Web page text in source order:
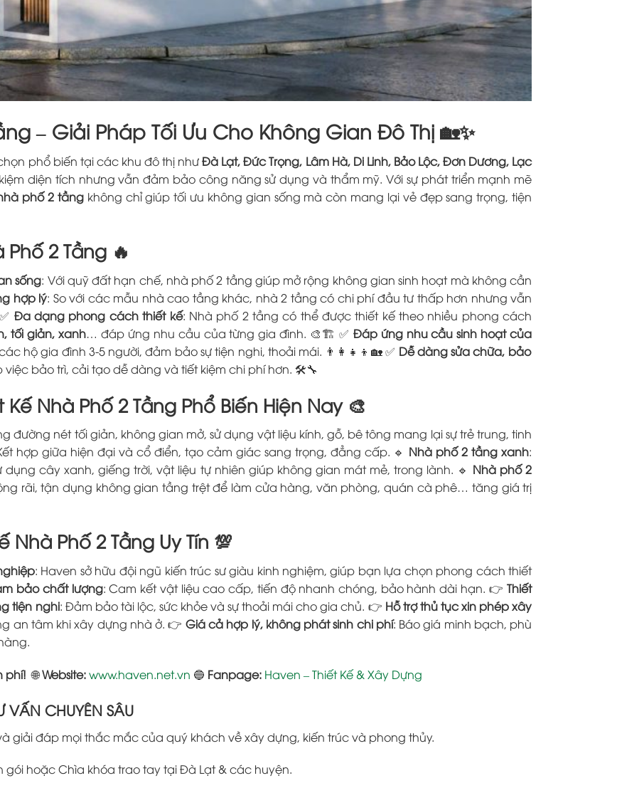
– Giải Pháp Tối Ưu Cho Không Gian Đô Thị 🏡✨
phổ biến tại các khu đô thị nhưĐà Lạt, Đức Trọng, Lâm Hà, Di Linh, Bảo Lộc, Đơn Dương, Lạc
diện tích nhưng vẫn đảm bảo công năng sử dụng và thẩm mỹ. Với sự phát triển mạnh mẽ
phố 2 tầng không chỉ giúp tối ưu không gian sống mà còn mang lại vẻ đẹp sang trọng, tiện
Phố 2 Tầng 🔥
sống: Với quỹ đất hạn chế, nhà phố 2 tầng giúp mở rộng không gian sinh hoạt mà không cần
hợp lý: So với các mẫu nhà cao tầng khác, nhà 2 tầng có chi phí đầu tư thấp hơn nhưng vẫn
Đa dạng phong cách thiết kế: Nhà phố 2 tầng có thể được thiết kế theo nhiều phong cách
tối giản, xanh… đáp ứng nhu cầu của từng gia đình. 🎨🏗️ ✅ Đáp ứng nhu cầu sinh hoạt của
hộ gia đình 3-5 người, đảm bảo sự tiện nghi, thoải mái. 👨‍👩‍👧‍👦🏡 ✅ Dễ dàng sửa chữa, bảo
bảo trì, cải tạo dễ dàng và tiết kiệm chi phí hơn. 🛠️🔧
Nhà Phố 2 Tầng Phổ Biến Hiện Nay 🎨
đường nét tối giản, không gian mở, sử dụng vật liệu kính, gỗ, bê tông mang lại sự trẻ trung, tinh
hợp giữa hiện đại và cổ điển, tạo cảm giác sang trọng, đẳng cấp. 🔹 Nhà phố 2 tầng xanh:
dụng cây xanh, giếng trời, vật liệu tự nhiên giúp không gian mát mẻ, trong lành. 🔹 Nhà phố 2
rãi, tận dụng không gian tầng trệt để làm cửa hàng, văn phòng, quán cà phê… tăng giá trị
Nhà Phố 2 Tầng Uy Tín 💯
: Haven sở hữu đội ngũ kiến trúc sư giàu kinh nghiệm, giúp bạn lựa chọn phong cách thiết
bảo chất lượng: Cam kết vật liệu cao cấp, tiến độ nhanh chóng, bảo hành dài hạn. 👉Thiết
tiện nghi: Đảm bảo tài lộc, sức khỏe và sự thoải mái cho gia chủ. 👉 Hỗ trợ thủ tục xin phép xây
an tâm khi xây dựng nhà ở. 👉 Giá cả hợp lý, không phát sinh chi phí: Báo giá minh bạch, phù
phí! 🌐Website:www.haven.net.vn 🔵 Fanpage: Haven – Thiết Kế & Xây Dựng
VẤN CHUYÊN SÂU
giải đáp mọi thắc mắc của quý khách về xây dựng, kiến trúc và phong thủy.
gói hoặc Chìa khóa trao tay tại Đà Lạt & các huyện.